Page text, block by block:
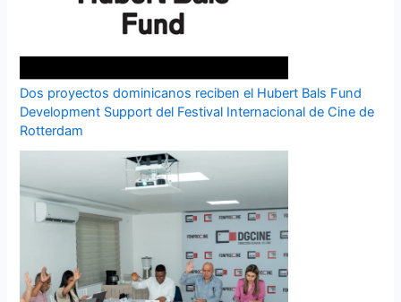
Dos proyectos dominicanos reciben el Hubert Bals Fund
Development Support del Festival Internacional de Cine de
Rotterdam